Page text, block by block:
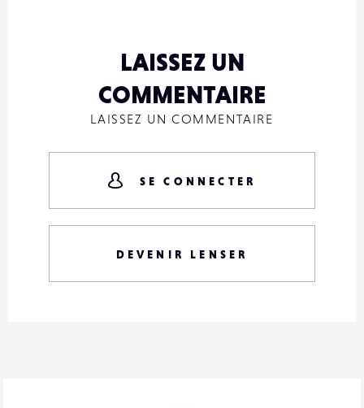
LAISSEZ UN
COMMENTAIRE
LAISSEZ UN COMMENTAIRE
SE CONNECTER
DEVENIR LENSER